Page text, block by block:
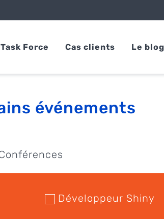
Task Force Cas clients Le blog
événements
Développeur Shiny